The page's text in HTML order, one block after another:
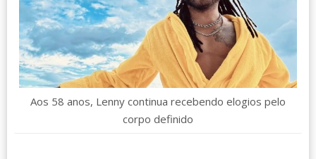
Aos 58 anos, Lenny continua recebendo elogios pelo
corpo definido